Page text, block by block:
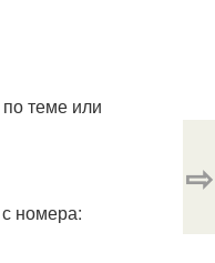
теме или
номера:
⇨